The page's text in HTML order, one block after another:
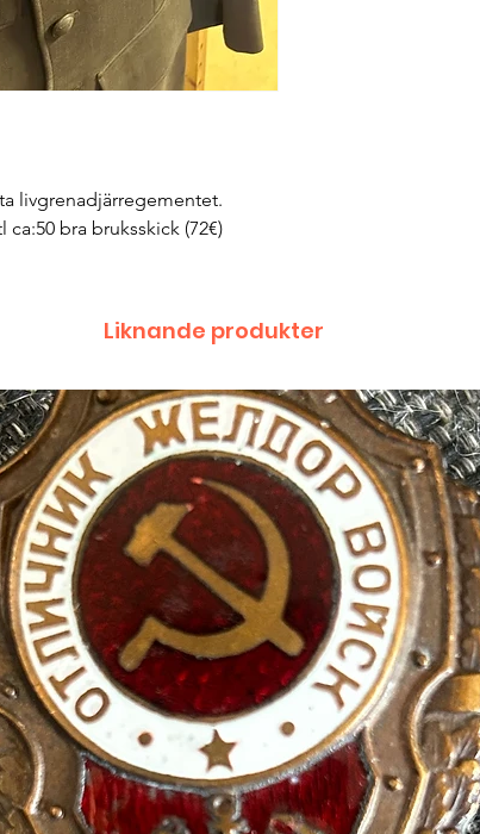
livgrenadjärregementet.
bra bruksskick (72€)
Liknande produkter